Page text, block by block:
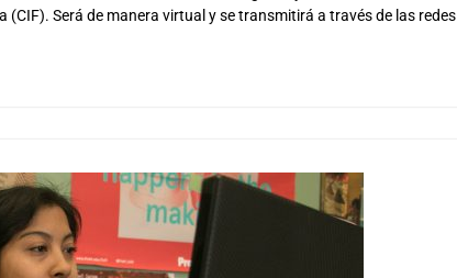
Será de manera virtual y se transmitirá a través de las redes